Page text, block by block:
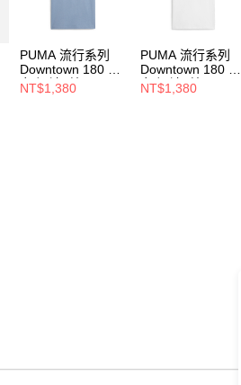
PUMA 流行系列
Downtown 180 男
女 短袖T恤
62437520
NT$1,380
PUMA 流行系列
Downtown 180 男
女 短袖T恤
62437502
NT$1,380